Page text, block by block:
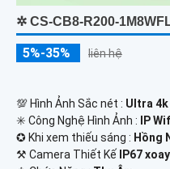
✲ CS-CB8-R200-
5%-35% liên hệ
💯 Hình Ảnh Sắc nét : Ultra 4k
✳️ Công Nghệ Hình Ảnh :
IP
✪ Khi xem thiếu sáng : Hồng
⚒ Camera Thiết Kế
IP67